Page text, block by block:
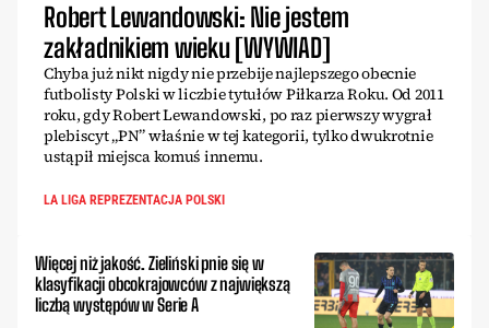
Robert Lewandowski: Nie jestem
zakładnikiem wieku [WYWIAD]
Chyba już nikt nigdy nie przebije najlepszego obecnie
futbolisty Polski w liczbie tytułów Piłkarza Roku. Od 2011
roku, gdy Robert Lewandowski, po raz pierwszy wygrał
plebiscyt „PN” właśnie w tej kategorii, tylko dwukrotnie
ustąpił miejsca komuś innemu.
LA LIGA REPREZENTACJA POLSKI
Więcej niż jakość. Zieliński pnie się w
klasyfikacji obcokrajowców z największą
liczbą występów w Serie A